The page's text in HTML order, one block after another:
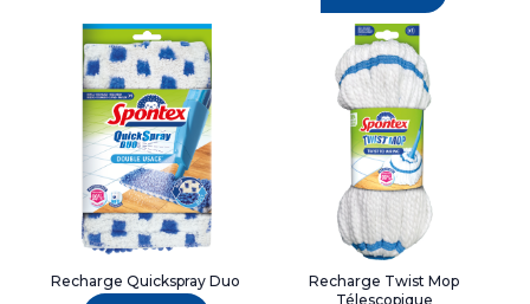
Recharge Quickspray Duo
Recharge Twist Mop
Télescopique